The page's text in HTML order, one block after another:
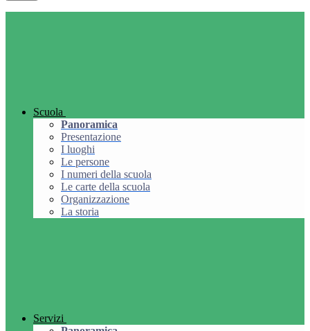
Scuola
Panoramica
Presentazione
I luoghi
Le persone
I numeri della scuola
Le carte della scuola
Organizzazione
La storia
Servizi